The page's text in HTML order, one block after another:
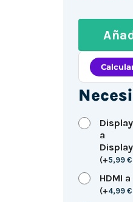
a
(+5,99 €
HDMI a
(+4,99 €